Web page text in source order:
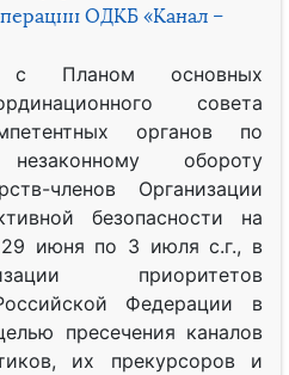
ОДКБ «Канал –
с Планом основных
совета
органов по
незаконному обороту
членов Организации
безопасности на
июня по 3 июля с.г., в
приоритетов
Федерации в
пресечения каналов
их прекурсоров и